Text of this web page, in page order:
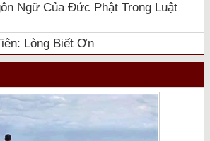
Ngữ Của Đức Phật Trong Luật
Lòng Biết Ơn